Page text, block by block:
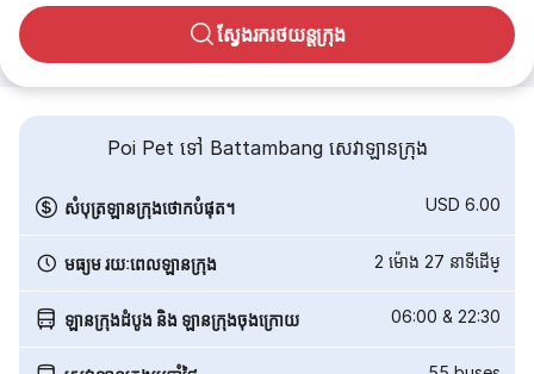
ស្វែងរករថយន្តក្រុង
Poi Pet ទៅ Battambang សេវាឡានក្រុង
សំបុត្រឡានក្រុងថោកបំផុត។ USD 6.00
មធ្យម រយៈពេលឡានក្រុង 2 ម៉ោង 27 នាទី​ដើម្
ឡានក្រុងដំបូង និង ឡានក្រុងចុងក្រោយ 06:00 & 22:30